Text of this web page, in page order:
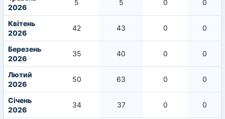
2026
5 5 0 0
Квітень
2026
42 43 0 0
Березень
2026
35 40 0 0
Лютий
2026
50 63 0 0
Січень
2026
34 37 0 0